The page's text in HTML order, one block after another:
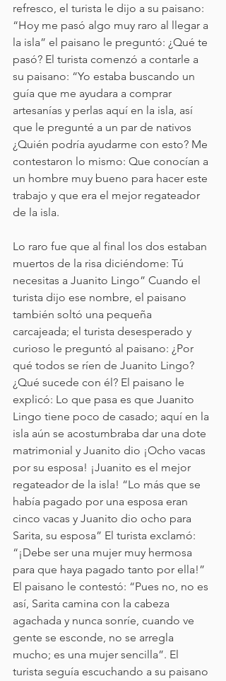
refresco, el turista le dijo a su paisano:
“Hoy me pasó algo muy raro al llegar a
la isla” el paisano le preguntó: ¿Qué te
pasó? El turista comenzó a contarle a
su paisano: “Yo estaba buscando un
guía que me ayudara a comprar
artesanías y perlas aquí en la isla, así
que le pregunté a un par de nativos
¿Quién podría ayudarme con esto? Me
contestaron lo mismo: Que conocían a
un hombre muy bueno para hacer este
trabajo y que era el mejor regateador
de la isla.
Lo raro fue que al final los dos estaban
muertos de la risa diciéndome: Tú
necesitas a Juanito Lingo” Cuando el
turista dijo ese nombre, el paisano
también soltó una pequeña
carcajeada; el turista desesperado y
curioso le preguntó al paisano: ¿Por
qué todos se ríen de Juanito Lingo?
¿Qué sucede con él? El paisano le
explicó: Lo que pasa es que Juanito
Lingo tiene poco de casado; aquí en la
isla aún se acostumbraba dar una dote
matrimonial y Juanito dio ¡Ocho vacas
por su esposa! ¡Juanito es el mejor
regateador de la isla! “Lo más que se
había pagado por una esposa eran
cinco vacas y Juanito dio ocho para
Sarita, su esposa” El turista exclamó:
“¡Debe ser una mujer muy hermosa
para que haya pagado tanto por ella!”
El paisano le contestó: “Pues no, no es
así, Sarita camina con la cabeza
agachada y nunca sonríe, cuando ve
gente se esconde, no se arregla
mucho; es una mujer sencilla”. El
turista seguía escuchando a su paisano